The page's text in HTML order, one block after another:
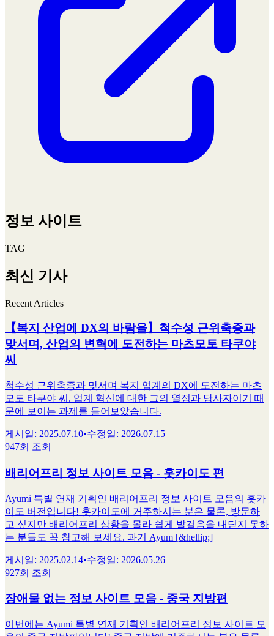
정보 사이트
TAG
최신 기사
Recent Articles
【복지 산업에 DX의 바람을】척수성 근위축증과
맞서며, 산업의 변혁에 도전하는 마츠모토 타쿠야
씨
척수성 근위축증과 맞서며 복지 업계의 DX에 도전하는 마츠
모토 타쿠야 씨. 업계 혁신에 대한 그의 열정과 당사자이기 때
문에 보이는 과제를 들어보았습니다.
게시일: 2025.07.10•수정일: 2026.07.15
947회 조회
배리어프리 정보 사이트 모음 - 홋카이도 편
Ayumi 특별 연재 기획인 배리어프리 정보 사이트 모음의 홋카
이도 버전입니다! 홋카이도에 거주하시는 분은 물론, 방문하
고 싶지만 배리어프리 상황을 몰라 쉽게 발걸음을 내딛지 못하
는 분들도 꼭 참고해 보세요. 과거 Ayum [&hellip;]
게시일: 2025.02.14•수정일: 2026.05.26
927회 조회
장애물 없는 정보 사이트 모음 - 중국 지방편
이번에는 Ayumi 특별 연재 기획인 배리어프리 정보 사이트 모